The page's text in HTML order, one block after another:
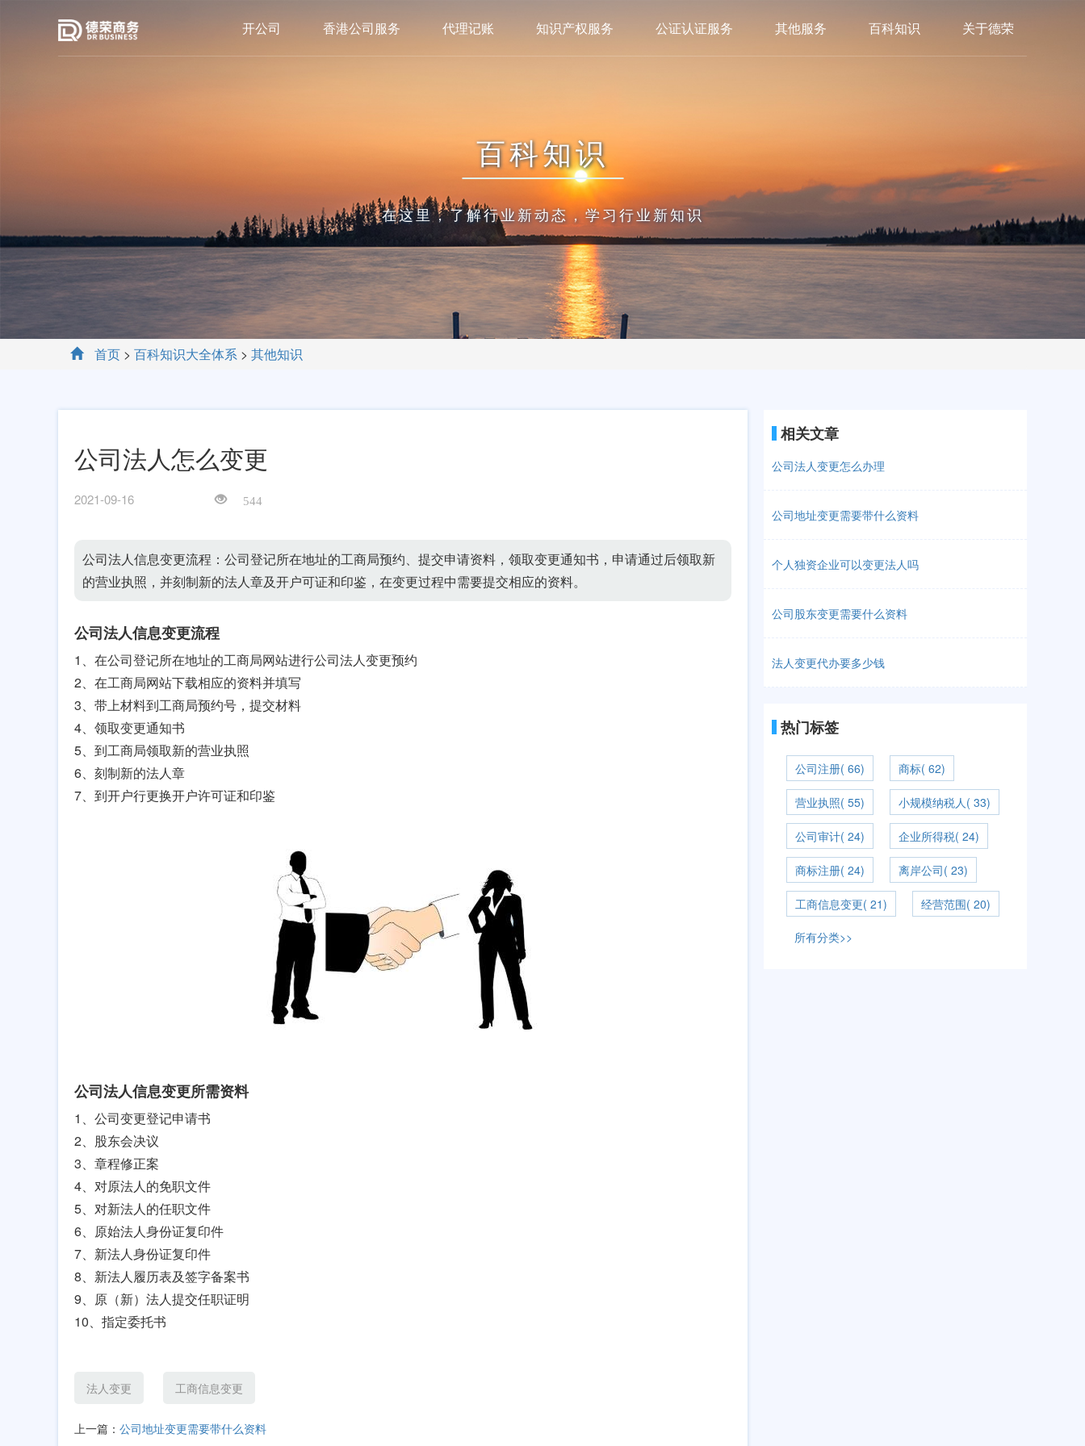
开公司 香港公司服务 代理记账 知识产权服务 公证认证服务 其他服务 百科知识 关于德荣
百科知识
在这里，了解行业新动态，学习行业新知识
首页 > 百科知识大全体系 > 其他知识
公司法人怎么变更
2021-09-16 544
公司法人信息变更流程：公司登记所在地址的工商局预约、提交申请资料，领取变更通知书，申请通过后领取新
的营业执照，并刻制新的法人章及开户可证和印鉴，在变更过程中需要提交相应的资料。
公司法人信息变更流程
1、在公司登记所在地址的工商局网站进行公司法人变更预约
2、在工商局网站下载相应的资料并填写
3、带上材料到工商局预约号，提交材料
4、领取变更通知书
5、到工商局领取新的营业执照
6、刻制新的法人章
7、到开户行更换开户许可证和印鉴
公司法人信息变更所需资料
1、公司变更登记申请书
2、股东会决议
3、章程修正案
4、对原法人的免职文件
5、对新法人的任职文件
6、原始法人身份证复印件
7、新法人身份证复印件
8、新法人履历表及签字备案书
9、原（新）法人提交任职证明
10、指定委托书
法人变更 工商信息变更
上一篇： 公司地址变更需要带什么资料
相关文章
公司法人变更怎么办理
公司地址变更需要带什么资料
个人独资企业可以变更法人吗
公司股东变更需要什么资料
法人变更代办要多少钱
热门标签
公司注册( 66) 商标( 62)
营业执照( 55) 小规模纳税人( 33)
公司审计( 24) 企业所得税( 24)
商标注册( 24) 离岸公司( 23)
工商信息变更( 21) 经营范围( 20)
所有分类>>